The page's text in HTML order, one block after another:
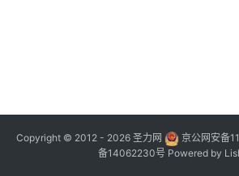
Copyright © 2012 - 2026 圣力网 京公网安备
备14062230号 Powered by